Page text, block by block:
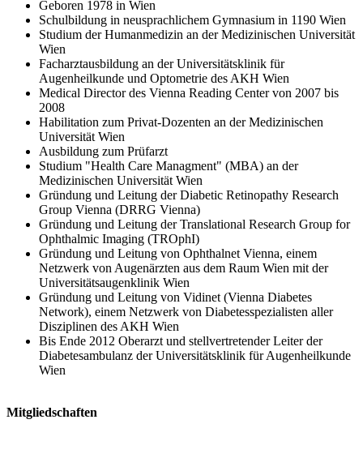
Geboren 1978 in Wien
Schulbildung in neusprachlichem Gymnasium in 1190 Wien
Studium der Humanmedizin an der Medizinischen Universität
Wien
Facharztausbildung an der Universitätsklinik für
Augenheilkunde und Optometrie des AKH Wien
Medical Director des Vienna Reading Center von 2007 bis
2008
Habilitation zum Privat-Dozenten an der Medizinischen
Universität Wien
Ausbildung zum Prüfarzt
Studium "Health Care Managment" (MBA) an der
Medizinischen Universität Wien
Gründung und Leitung der Diabetic Retinopathy Research
Group Vienna (DRRG Vienna)
Gründung und Leitung der Translational Research Group for
Ophthalmic Imaging (TROphI)
Gründung und Leitung von Ophthalnet Vienna, einem
Netzwerk von Augenärzten aus dem Raum Wien mit der
Universitätsaugenklinik Wien
Gründung und Leitung von Vidinet (Vienna Diabetes
Network), einem Netzwerk von Diabetesspezialisten aller
Disziplinen des AKH Wien
Bis Ende 2012 Oberarzt und stellvertretender Leiter der
Diabetesambulanz der Universitätsklinik für Augenheilkunde
Wien
Mitgliedschaften